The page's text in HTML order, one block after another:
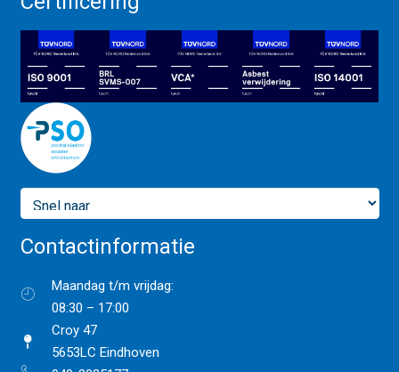
Contactinformatie
Maandag t/m vrijdag:
08:30 – 17:00
Croy 47
5653LC Eindhoven